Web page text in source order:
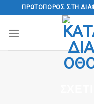
Μετάβαση
περιεχόμενο
ΠΡΩΤΟΠΌΡΟΣ ΣΤΗ